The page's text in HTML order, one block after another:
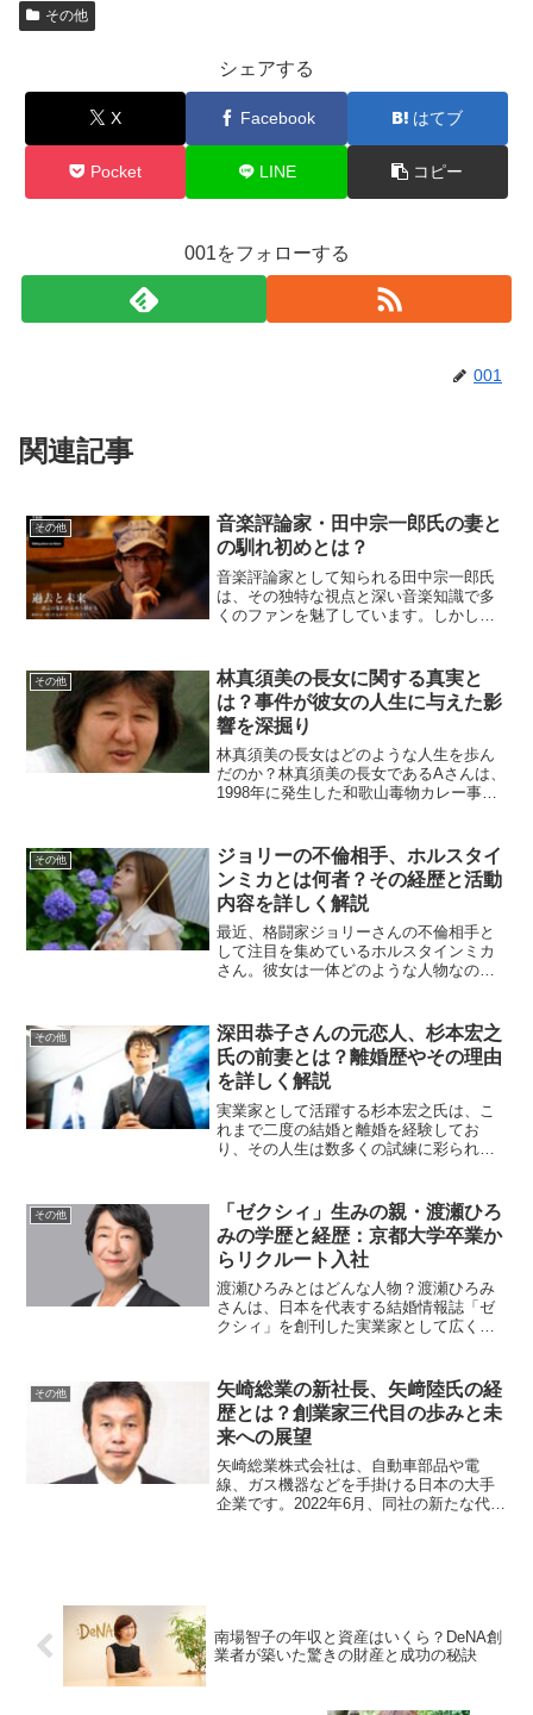
その他
シェアする
X Facebook はてブ
Pocket LINE コピー
001をフォローする
001
関連記事
その他
音楽評論家・田中宗一郎氏の妻と
の馴れ初めとは？
音楽評論家として知られる田中宗一郎氏
は、その独特な視点と深い音楽知識で多
くのファンを魅了しています。しかし、
中氏の妻との馴れ初めに迫ります。田中
宗一郎氏とは？田中宗一郎...
その他
林真須美の長女に関する真実と
は？事件が彼女の人生に与えた影
響を深掘り
林真須美の長女はどのような人生を歩ん
だのか？林真須美の長女であるAさんは、
1998年に発生した和歌山毒物カレー事件
の生活を余儀なくされ、家庭という基盤
を失うことになりま...
その他
ジョリーの不倫相手、ホルスタイ
ンミカとは何者？その経歴と活動
内容を詳しく解説
最近、格闘家ジョリーさんの不倫相手と
して注目を集めているホルスタインミカ
さん。彼女は一体どのような人物なので
ミカの本名は？ホルスタインミカさんの
本名は「高須ミカ」です。...
その他
深田恭子さんの元恋人、杉本宏之
氏の前妻とは？離婚歴やその理由
を詳しく解説
実業家として活躍する杉本宏之氏は、こ
れまで二度の結婚と離婚を経験してお
り、その人生は数多くの試練に彩られて
本記事では、杉本氏の前妻たちに焦点を
当て、彼の結婚生活の詳細や...
その他
「ゼクシィ」生みの親・渡瀬ひろ
みの学歴と経歴：京都大学卒業か
らリクルート入社
渡瀬ひろみとはどんな人物？渡瀬ひろみ
さんは、日本を代表する結婚情報誌「ゼ
クシィ」を創刊した実業家として広く知
持ち、リクルートでの活躍を経て、独立
後も多方面で成功を収めて...
その他
矢崎総業の新社長、矢﨑陸氏の経
歴とは？創業家三代目の歩みと未
来への展望
矢崎総業株式会社は、自動車部品や電
線、ガス機器などを手掛ける日本の大手
企業です。2022年6月、同社の新たな代表
南場智子の年収と資産はいくら？DeNA創
業者が築いた驚きの財産と成功の秘訣